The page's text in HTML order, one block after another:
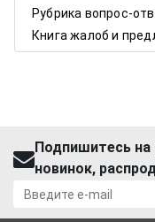
Рубрика вопрос-
Книга жалоб и
Подпишитесь на
новинок,